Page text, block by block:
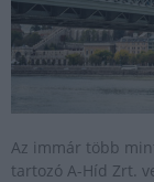
Az immár több
tartozó A-Híd Zrt.